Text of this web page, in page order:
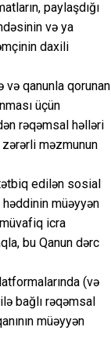
paylaşdığı
və ya
daxili
və qanunla qorunan
üçün
rəqəmsal həlləri
zərərli məzmunun
edilən sosial
müəyyən
icra
bu Qanun dərc
(və
bağlı rəqəmsal
müəyyən